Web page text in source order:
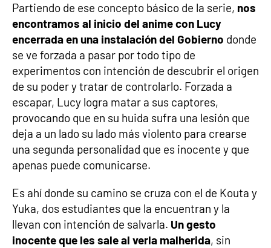
Partiendo de ese concepto básico de la serie, nos
encontramos al inicio del anime con Lucy
encerrada en una instalación del Gobierno donde
se ve forzada a pasar por todo tipo de
experimentos con intención de descubrir el origen
de su poder y tratar de controlarlo. Forzada a
escapar, Lucy logra matar a sus captores,
provocando que en su huida sufra una lesión que
deja a un lado su lado más violento para crearse
una segunda personalidad que es inocente y que
apenas puede comunicarse.
Es ahí donde su camino se cruza con el de Kouta y
Yuka, dos estudiantes que la encuentran y la
llevan con intención de salvarla. Un gesto
inocente que les sale al verla malherida, sin